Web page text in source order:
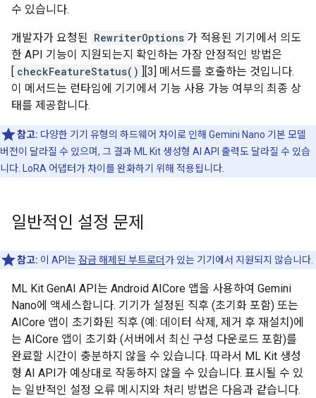
수 있습니다.
개발자가 요청된 RewriterOptions 가 적용된 기기에서 의도
한 API 기능이 지원되는지 확인하는 가장 안정적인 방법은
[ checkFeatureStatus() ][3] 메서드를 호출하는 것입니다.
이 메서드는 런타임에 기기에서 기능 사용 가능 여부의 최종 상
태를 제공합니다.
참고: 다양한 기기 유형의 하드웨어 차이로 인해 Gemini Nano 기본 모델
버전이 달라질 수 있으며, 그 결과 ML Kit 생성형 AI API 출력도 달라질 수 있습
니다. LoRA 어댑터가 차이를 완화하기 위해 적용됩니다.
일반적인 설정 문제
참고: 이 API는잠금 해제된 부트로더 가 있는 기기에서 지원되지 않습니다.
ML Kit GenAI API는 Android AICore 앱을 사용하여 Gemini
Nano에 액세스합니다. 기기가 설정된 직후 (초기화 포함) 또는
AICore 앱이 초기화된 직후 (예: 데이터 삭제, 제거 후 재설치)에
는 AICore 앱이 초기화 (서버에서 최신 구성 다운로드 포함)를
완료할 시간이 충분하지 않을 수 있습니다. 따라서 ML Kit 생성
형 AI API가 예상대로 작동하지 않을 수 있습니다. 표시될 수 있
는 일반적인 설정 오류 메시지와 처리 방법은 다음과 같습니다.